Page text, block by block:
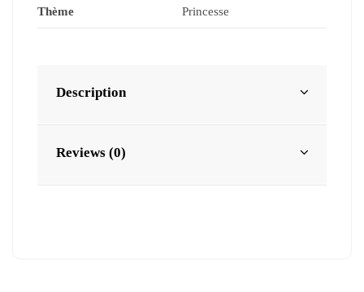
Thème Princesse
Description
Reviews (0)